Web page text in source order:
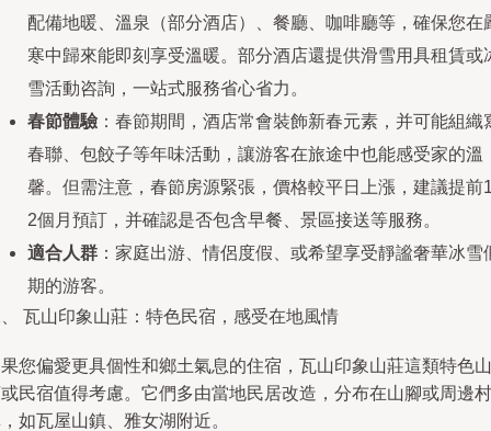
配備地暖、溫泉（部分酒店）、餐廳、咖啡廳等，確保您在
寒中歸來能即刻享受溫暖。部分酒店還提供滑雪用具租賃或
雪活動咨詢，一站式服務省心省力。
春節體驗 ：春節期間，酒店常會裝飾新春元素，并可能組織
春聯、包餃子等年味活動，讓游客在旅途中也能感受家的溫
馨。但需注意，春節房源緊張，價格較平日上漲，建議提前
2個月預訂，并確認是否包含早餐、景區接送等服務。
適合人群 ：家庭出游、情侶度假、或希望享受靜謐奢華冰雪
期的游客。
瓦山印象山莊：特色民宿，感受在地風情
您偏愛更具個性和鄉土氣息的住宿，瓦山印象山莊這類特色山
民宿值得考慮。它們多由當地民居改造，分布在山腳或周邊村
如瓦屋山鎮、雅女湖附近。